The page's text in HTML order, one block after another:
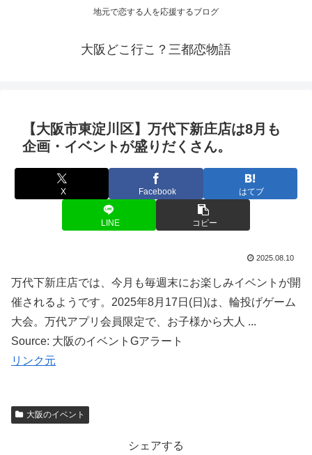
地元で恋する人を応援するブログ
大阪どこ行こ？三都恋物語
【大阪市東淀川区】万代下新庄店は8月も
企画・ イベント が盛りだくさん。
X Facebook はてブ
LINE コピー
2025.08.10
万代下新庄店では、今月も毎週末にお楽しみイベントが開
催されるようです。2025年8月17日(日)は、輪投げゲーム
大会。万代アプリ会員限定で、お子様から大人 ...
Source: 大阪のイベントGアラート
リンク元
大阪のイベント
シェアする